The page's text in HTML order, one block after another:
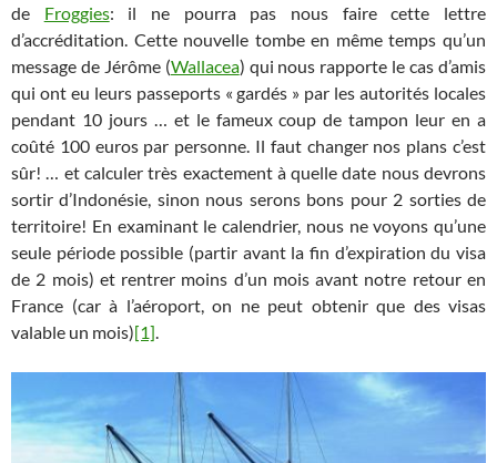
de Froggies: il ne pourra pas nous faire cette lettre
d’accréditation. Cette nouvelle tombe en même temps qu’un
message de Jérôme (Wallacea) qui nous rapporte le cas d’amis
qui ont eu leurs passeports « gardés » par les autorités locales
pendant 10 jours … et le fameux coup de tampon leur en a
coûté 100 euros par personne. Il faut changer nos plans c’est
sûr! … et calculer très exactement à quelle date nous devrons
sortir d’Indonésie, sinon nous serons bons pour 2 sorties de
territoire! En examinant le calendrier, nous ne voyons qu’une
seule période possible (partir avant la fin d’expiration du visa
de 2 mois) et rentrer moins d’un mois avant notre retour en
France (car à l’aéroport, on ne peut obtenir que des visas
valable un mois)[1]